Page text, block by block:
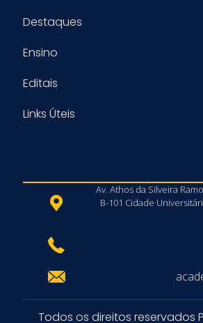
Destaques
Ensino
Editais
Links Úteis
Av. Athos da Silveira
B-101 Cidade
Todos os direitos reservados